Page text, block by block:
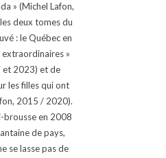
» (Michel Lafon,
deux tomes du
: le Québec en
»
et 2023) et de
les filles qui ont
2015 / 2020).
brousse en 2008
de pays,
se lasse pas de